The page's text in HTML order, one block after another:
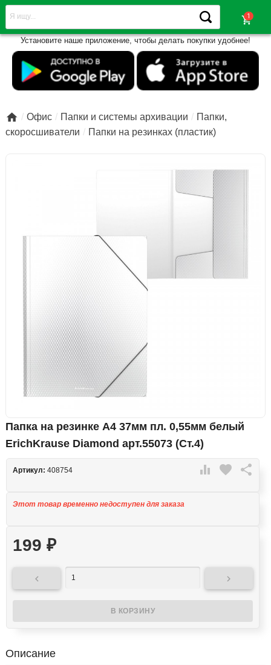
shopping_cart
Установите наше приложение, чтобы делать покупки удобнее!
 Офис Папки и системы архивации
Папки,
скоросшиватели
Папки на резинках (пластик)
Папка на резинке А4 37мм пл. 0,55мм белый
ErichKrause Diamond арт.55073 (Ст.4)
 favorite 
Артикул: 408754
Этот товар временно недоступен для заказа
199 ₽
 
Описание